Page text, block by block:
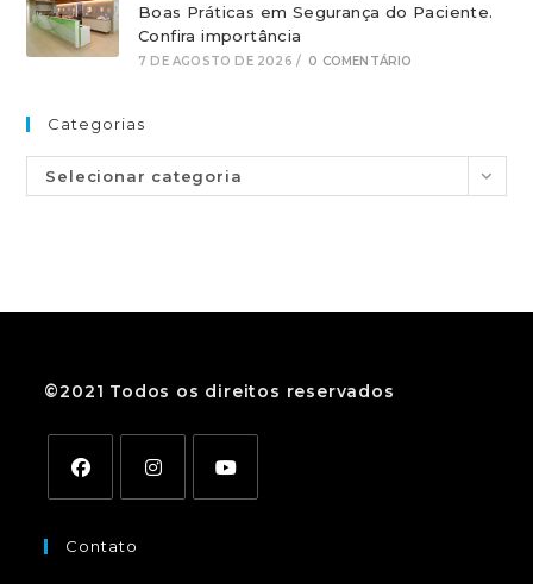
Boas Práticas em Segurança do Paciente.
Confira importância
7 DE AGOSTO DE 2026 / 0 COMENTÁRIO
Categorias
Selecionar categoria
©2021 Todos os direitos reservados
Contato